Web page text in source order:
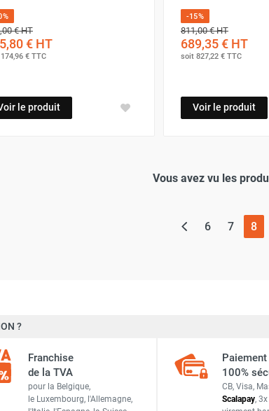
€HT
€ HT
174,96 € TTC
le produit
-15%
811,00 €HT
689,35 €HT
soit 827,22 €TTC
Voir le produit
Vous avez vu les
6 7 8
?
Franchise
de la TVA
pour la Belgique,
le Luxembourg, l'Allemagne,
100%
CB, Visa,
Scalapay,